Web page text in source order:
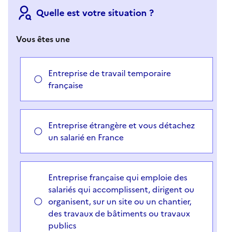
Quelle est votre situation ?
Vous êtes une
Entreprise de travail temporaire
française
Entreprise étrangère et vous détachez
un salarié en France
Entreprise française qui emploie des
salariés qui accomplissent, dirigent ou
organisent, sur un site ou un chantier,
des travaux de bâtiments ou travaux
publics